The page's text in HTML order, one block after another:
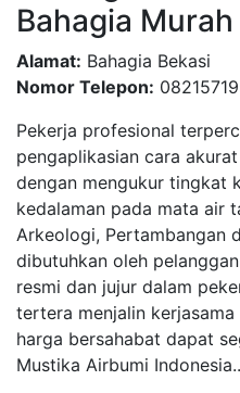
Bahagia Murah
Alamat: Bahagia Bekasi
Nomor Telepon:
Pekerja profesional
pengaplikasian cara
dengan mengukur tingkat
kedalaman pada mata air
Arkeologi, Pertambangan
dibutuhkan oleh
resmi dan jujur dalam
tertera menjalin
harga bersahabat dapat
Mustika Airbumi